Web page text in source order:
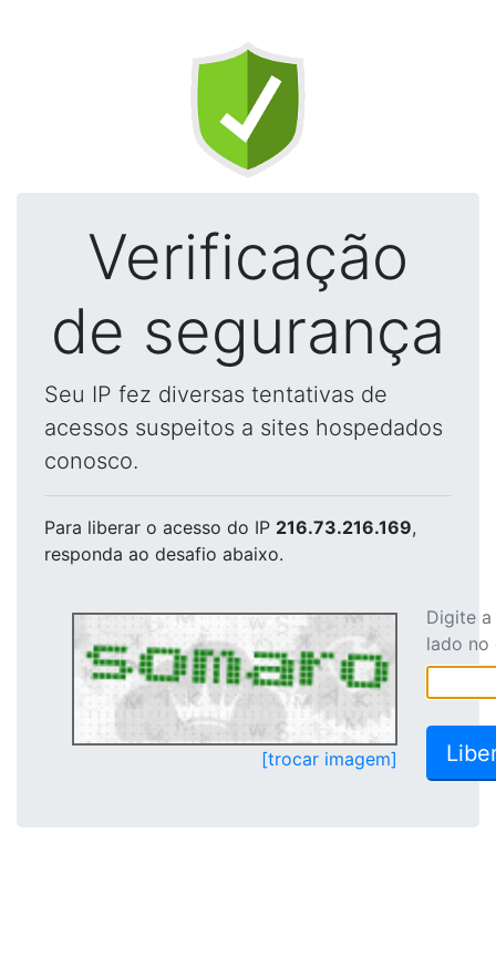
Verificação
de segurança
Seu IP fez diversas tentativas de
acessos suspeitos a sites hospedados
conosco.
Para liberar o acesso do IP 216.73.216.169,
responda ao desafio abaixo.
[trocar imagem]
Digite
lado no